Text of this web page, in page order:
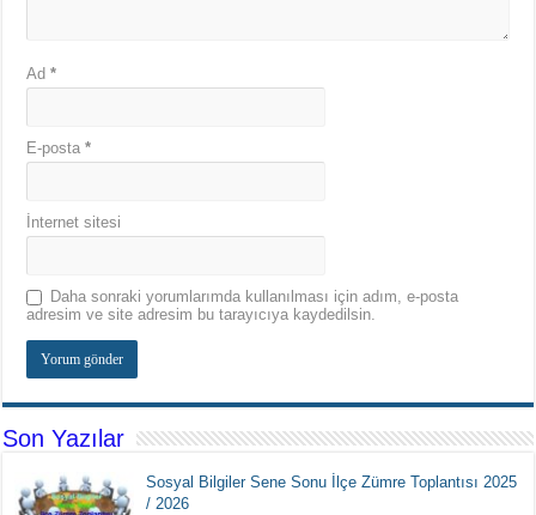
Ad*
E-posta*
İnternet sitesi
Daha sonraki yorumlarımda kullanılması için adım, e-posta
adresim ve site adresim bu tarayıcıya kaydedilsin.
Son Yazılar
Sosyal Bilgiler Sene Sonu İlçe Zümre Toplantısı 2025
/ 2026